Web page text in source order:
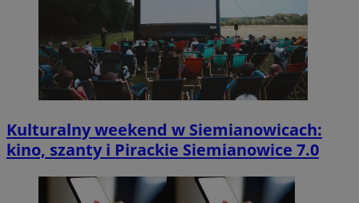
Kulturalny weekend w Siemianowicach:
kino, szanty i Pirackie Siemianowice 7.0